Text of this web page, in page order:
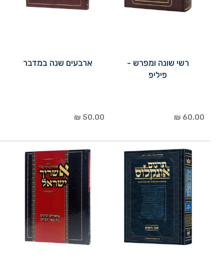
ארבעים שנה במדבר
50.00 ₪
רשי שונה ומפרש -
פיליפ
60.00 ₪